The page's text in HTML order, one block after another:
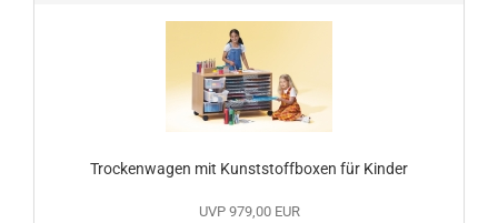
Trockenwagen mit Kunststoffboxen für Kinder
UVP 979,00 EUR